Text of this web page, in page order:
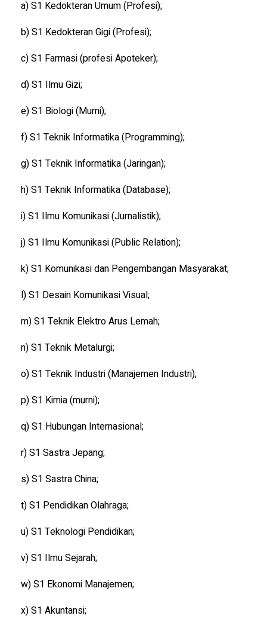
a) S1 Kedokteran Umum (Profesi);
b) S1 Kedokteran Gigi (Profesi);
c) S1 Farmasi (profesi Apoteker);
d) S1 Ilmu Gizi;
e) S1 Biologi (Murni);
f) S1 Teknik Informatika (Programming);
g) S1 Teknik Informatika (Jaringan);
h) S1 Teknik Informatika (Database);
i) S1 Ilmu Komunikasi (Jurnalistik);
j) S1 Ilmu Komunikasi (Public Relation);
k) S1 Komunikasi dan Pengembangan Masyarakat;
l) S1 Desain Komunikasi Visual;
m) S1 Teknik Elektro Arus Lemah;
n) S1 Teknik Metalurgi;
o) S1 Teknik Industri (Manajemen Industri);
p) S1 Kimia (murni);
q) S1 Hubungan Internasional;
r) S1 Sastra Jepang;
s) S1 Sastra China;
t) S1 Pendidikan Olahraga;
u) S1 Teknologi Pendidikan;
v) S1 Ilmu Sejarah;
w) S1 Ekonomi Manajemen;
x) S1 Akuntansi;